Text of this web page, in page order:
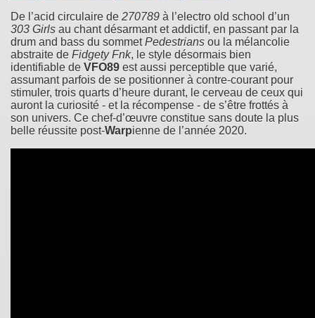
De l’acid circulaire de 270789 à l’electro old school d’un
303 Girls au chant désarmant et addictif, en passant par la
drum and bass du sommetPedestrians ou la mélancolie
abstraite de Fidgety Fnk, le style désormais bien
identifiable de VFO89 est aussi perceptible que varié,
assumant parfois de se positionner à contre-courant pour
stimuler, trois quarts d’heure durant, le cerveau de ceux qui
auront la curiosité - et la récompense - de s’être frottés à
son univers. Ce chef-d’œuvre constitue sans doute la plus
belle réussite post-Warpienne de l’année 2020.